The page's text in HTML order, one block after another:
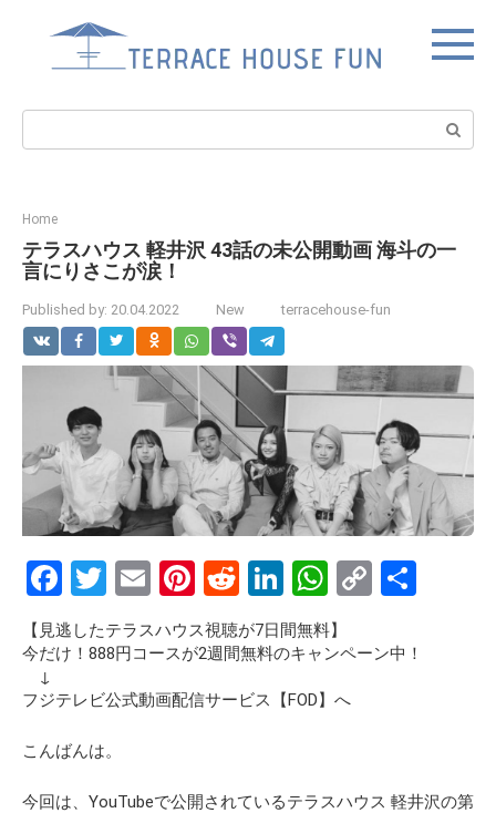
Search:
Home
テラスハウス 軽井沢 43話の未公開動画 海斗の一
言にりさこが涙！
Published by: 20.04.2022 New terracehouse-fun
F
a
ce
b
o
o
k
T
wi
tt
er
E
m
ail
Pi
nt
er
es
t
R
e
d
di
t
Li
n
ke
dI
n
W
h
at
p
C
py
【見逃したテラスハウス視聴が7日間無料】
今だけ！888円コースが2週間無料のキャンペーン中！
↓
フジテレビ公式動画配信サービス【FOD】へ
こんばんは。
今回は、YouTubeで公開されているテラスハウス 軽井沢の第